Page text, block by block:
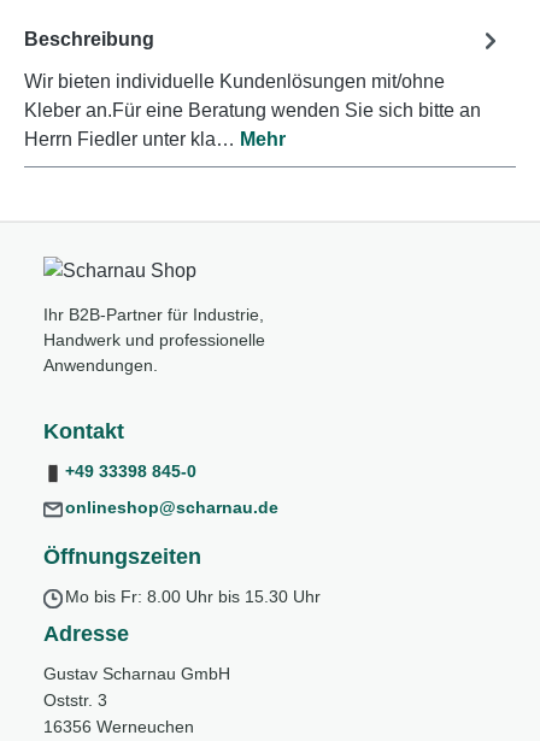
Beschreibung
Wir bieten individuelle Kundenlösungen mit/ohne
Kleber an.Für eine Beratung wenden Sie sich bitte an
Herrn Fiedler unter kla… Mehr
Ihr B2B-Partner für Industrie,
Handwerk und professionelle
Anwendungen.
Kontakt
+49 33398 845-0
onlineshop@scharnau.de
Öffnungszeiten
Mo bis Fr: 8.00 Uhr bis 15.30 Uhr
Adresse
Gustav Scharnau GmbH
Oststr. 3
16356 Werneuchen